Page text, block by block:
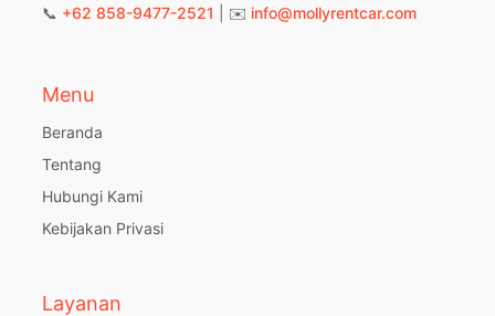
📞 +62 858-9477-2521 | ✉️ info@mollyrentcar.com
Menu
Beranda
Tentang
Hubungi Kami
Kebijakan Privasi
Layanan